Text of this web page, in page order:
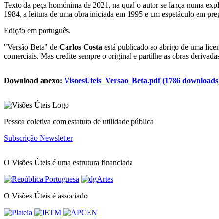
Texto da peça homónima de 2021, na qual o autor se lança numa
1984, a leitura de uma obra iniciada em 1995 e um espetáculo em
Edição em português.
"Versão Beta" de Carlos Costa está publicado ao abrigo de uma
comerciais. Mas credite sempre o original e partilhe as obras
Download anexo: VisoesUteis_Versao_Beta.pdf (1786
Pessoa coletiva com estatuto de utilidade pública
Subscrição Newsletter
O Visões Úteis é uma estrutura financiada
O Visões Úteis é associado